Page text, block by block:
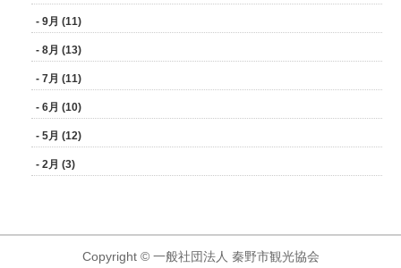
- 9月 (11)
- 8月 (13)
- 7月 (11)
- 6月 (10)
- 5月 (12)
- 2月 (3)
Copyright © 一般社団法人 秦野市観光協会